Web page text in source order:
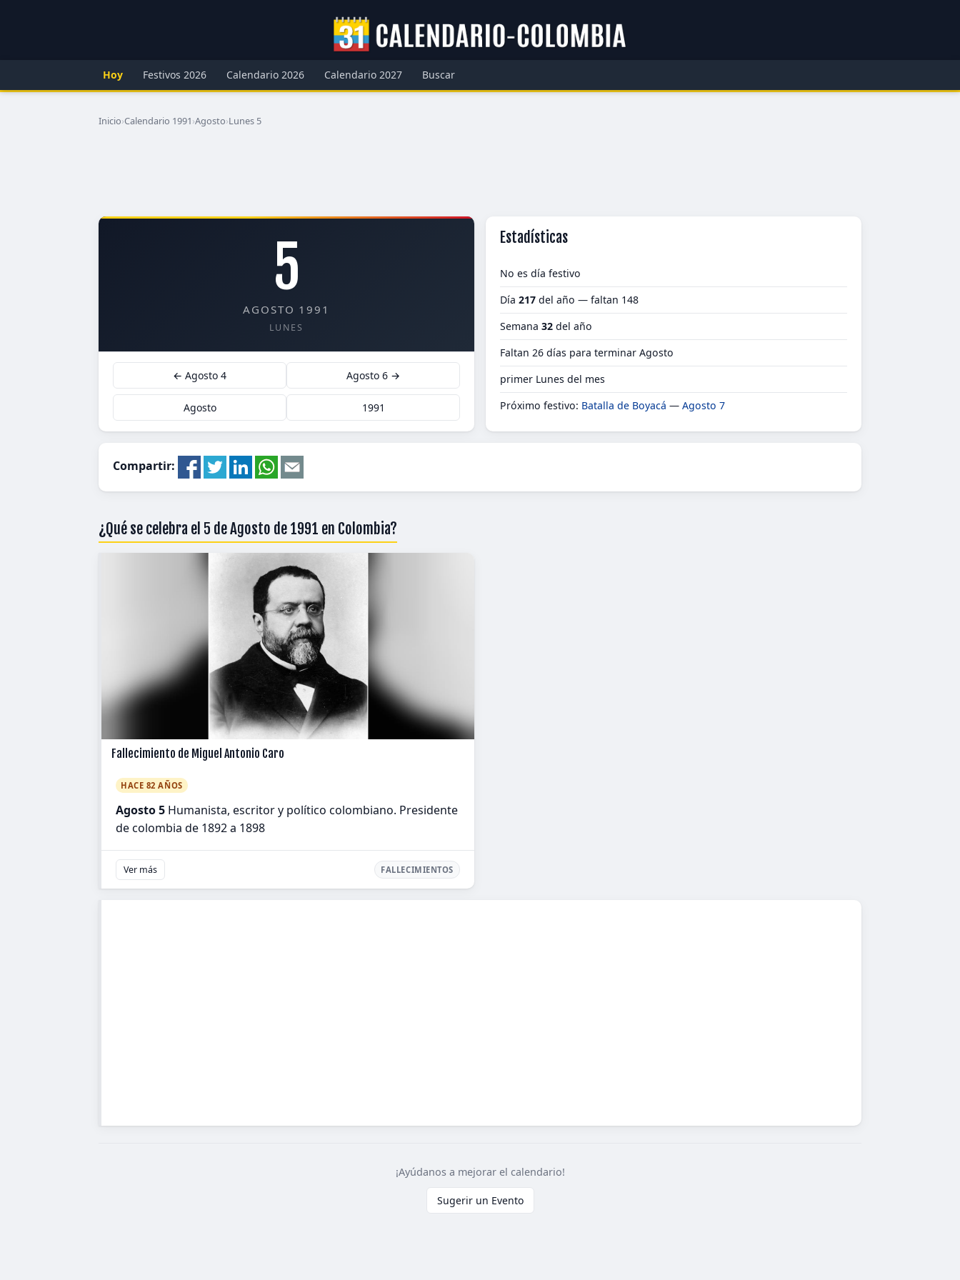
Hoy Festivos 2026 Calendario 2026 Calendario 2027 Buscar
Inicio›Calendario 1991›Agosto›Lunes 5
5
AGOSTO 1991
LUNES
← Agosto 4 Agosto 6 →
Agosto 1991
Estadísticas
No es día festivo
Día 217 del año — faltan 148
Semana 32 del año
Faltan 26 días para terminar Agosto
primer Lunes del mes
Próximo festivo: Batalla de Boyacá — Agosto 7
Compartir:
¿Qué se celebra el 5 de Agosto de 1991 en Colombia?
Fallecimiento de Miguel Antonio Caro
HACE 82 AÑOS
Agosto 5 Humanista, escritor y político colombiano. Presidente
de colombia de 1892 a 1898
Ver más FALLECIMIENTOS
¡Ayúdanos a mejorar el calendario!
Sugerir un Evento